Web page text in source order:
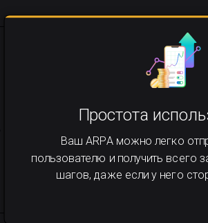
Простота
Ваш ARPA можно легко
пользователю и получить всего
шагов, даже если у него